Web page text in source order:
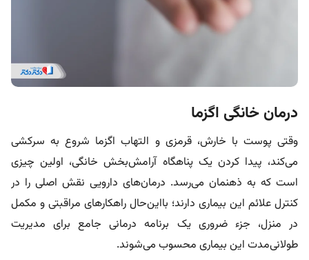
درمان خانگی اگزما
وقتی پوست با خارش، قرمزی و التهاب اگزما شروع به سرکشی
می‌کند، پیدا کردن یک پناهگاه آرامش‌بخش خانگی، اولین چیزی
است که به ذهنمان می‌رسد. درمان‌های دارویی نقش اصلی را در
کنترل علائم این بیماری دارند؛ با‌این‌حال راهکارهای مراقبتی و مکمل
در منزل، جزء ضروری یک برنامه درمانی جامع برای مدیریت
طولانی‌مدت این بیماری محسوب می‌شوند.